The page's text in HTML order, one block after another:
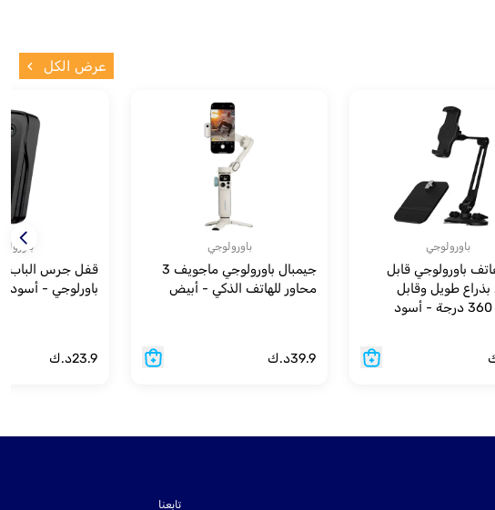
عرض الكل
باورولوجي
باورولوجي قابل
بذراع طويل وقابل
باورولوجي
جيمبال باورولوجي ماجويف 3
محاور للهاتف الذكي - أبيض
39.9د.ك
قفل جرس الباب
باورلوجي - أسود
23.9د.ك
تابعنا